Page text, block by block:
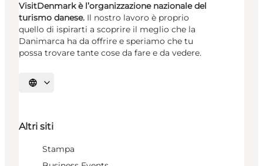
VisitDenmark è l’organizzazione nazionale del
turismo danese. Il nostro lavoro è proprio
quello di ispirarti a scoprire il meglio che la
Danimarca ha da offrire e speriamo che tu
possa trovare tante cose da fare e da vedere.
Seleziona la lingua
Altri siti
Stampa